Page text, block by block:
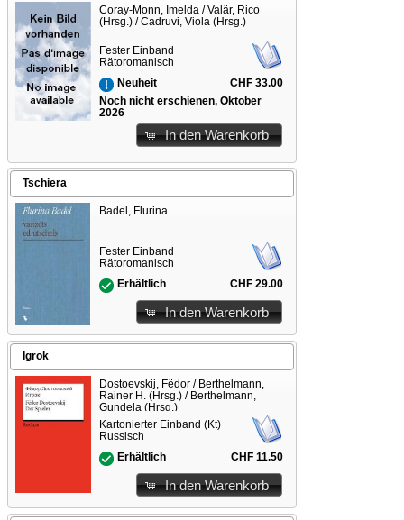
Coray-Monn, Imelda / Valär, Rico
(Hrsg.) / Cadruvi, Viola (Hrsg.)
Fester Einband
Rätoromanisch
Neuheit
CHF 33.00
Noch nicht erschienen, Oktober
2026
In den Warenkorb
Tschiera
Badel, Flurina
Fester Einband
Rätoromanisch
Erhältlich
CHF 29.00
In den Warenkorb
Igrok
Dostoevskij, Fëdor / Berthelmann,
Rainer H. (Hrsg.) / Berthelmann,
Gundela (Hrsg.)
Kartonierter Einband (Kt)
Russisch
Erhältlich
CHF 11.50
In den Warenkorb